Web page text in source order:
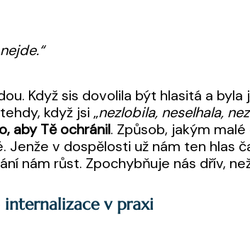
Když sis dovolila být hlasitá a
když jsi „nezlobila, neselhala,
aby Tě ochránil. Způsob, jakým
v dospělosti už nám ten hlas
nám růst. Zpochybňuje nás dřív,
internalizace v praxi